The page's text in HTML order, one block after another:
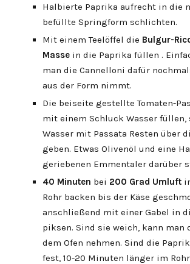
Halbierte Paprika aufrecht in die
befüllte Springform schlichten.
Mit einem Teelöffel die Bulgur-
Masse in die Paprika füllen .
man die Cannelloni dafür
aus der Form nimmt.
Die beiseite gestellte Tomaten-
mit einem Schluck Wasser füllen,
Wasser mit Passata Resten über
geben. Etwas Olivenöl und eine
geriebenen Emmentaler darüber
40 Minuten bei 200 Grad Umluft
Rohr backen bis der Käse
anschließend mit einer Gabel in
piksen. Sind sie weich, kann man
dem Ofen nehmen. Sind die
fest, 10-20 Minuten länger im